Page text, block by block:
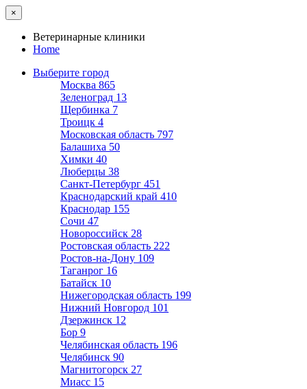
×
Ветеринарные клиники
Home
Выберите город
Москва 865
Зеленоград 13
Щербинка 7
Троицк 4
Московская область 797
Балашиха 50
Химки 40
Люберцы 38
Санкт-Петербург 451
Краснодарский край 410
Краснодар 155
Сочи 47
Новороссийск 28
Ростовская область 222
Ростов-на-Дону 109
Таганрог 16
Батайск 10
Нижегородская область 199
Нижний Новгород 101
Дзержинск 12
Бор 9
Челябинская область 196
Челябинск 90
Магнитогорск 27
Миасс 15